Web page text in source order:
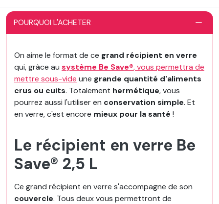
POURQUOI L'ACHETER
On aime le format de ce grand récipient en verre
qui, grâce au système Be Save®, vous permettra de
mettre sous-vide une grande quantité d'aliments
crus ou cuits. Totalement hermétique, vous
pourrez aussi l'utiliser en conservation simple. Et
en verre, c'est encore mieux pour la santé !
Le récipient en verre Be
Save® 2,5 L
Ce grand récipient en verre s'accompagne de son
couvercle. Tous deux vous permettront de